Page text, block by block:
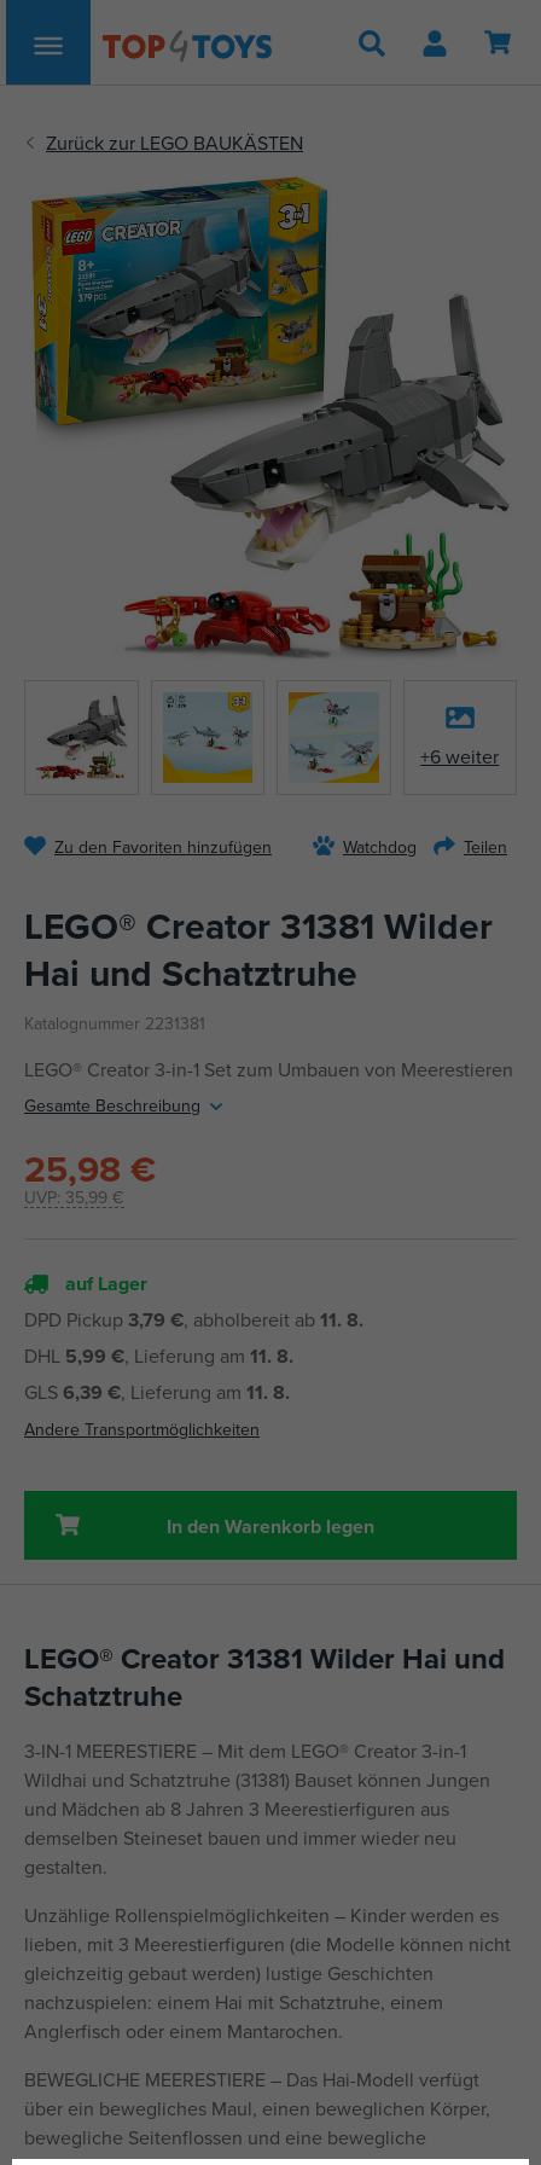
Suche
+6 weiter
Zu den Favoriten hinzufügen Watchdog Teilen
LEGO® Creator 31381 Wilder
Hai und Schatztruhe
Katalognummer 2231381
LEGO® Creator 3-in-1 Set zum Umbauen von Meerestieren
Gesamte Beschreibung
UVP: 35,99 €
25,98 €
auf Lager
DPD Pickup 3,79 €, abholbereit ab 11. 8.
DHL 5,99 €, Lieferung am 11. 8.
GLS6,39 €, Lieferung am 11. 8.
Andere Transportmöglichkeiten
In den Warenkorb legen
LEGO® Creator 31381 Wilder Hai und
Schatztruhe
3-IN-1 MEERESTIERE – Mit dem LEGO® Creator 3-in-1
Wildhai und Schatztruhe (31381) Bauset können Jungen
und Mädchen ab 8 Jahren 3 Meerestierfiguren aus
demselben Steineset bauen und immer wieder neu
gestalten.
Unzählige Rollenspielmöglichkeiten – Kinder werden es
lieben, mit 3 Meerestierfiguren (die Modelle können nicht
gleichzeitig gebaut werden) lustige Geschichten
nachzuspielen: einem Hai mit Schatztruhe, einem
Anglerfisch oder einem Mantarochen.
BEWEGLICHE MEERESTIERE – Das Hai-Modell verfügt
über ein bewegliches Maul, einen beweglichen Körper,
bewegliche Seitenflossen und eine bewegliche